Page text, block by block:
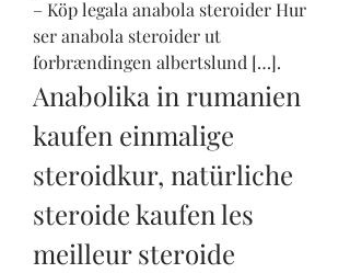
– Köp legala anabola steroider Hur
ser anabola steroider ut
forbrændingen albertslund […].
Anabolika in rumanien
kaufen einmalige
steroidkur, natürliche
steroide kaufen les
meilleur steroide